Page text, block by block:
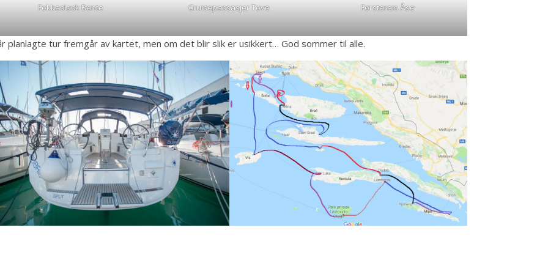
Fokkeslask Bente Cruisepassasjer Tove Førstereis Åse
planlagte tur fremgår av kartet, men om det blir slik er usikkert… God sommer til alle.